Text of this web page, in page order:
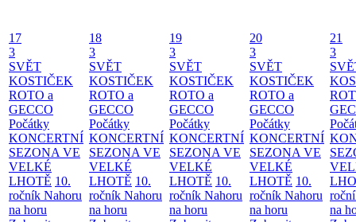
17
3
SVĚT
KOSTIČEK
ROTO a
GECCO
Počátky
KONCERTNÍ
SEZONA VE
VELKÉ
LHOTĚ 10.
ročník Nahoru
na horu
18
3
SVĚT
KOSTIČEK
ROTO a
GECCO
Počátky
KONCERTNÍ
SEZONA VE
VELKÉ
LHOTĚ 10.
ročník Nahoru
na horu
19
3
SVĚT
KOSTIČEK
ROTO a
GECCO
Počátky
KONCERTNÍ
SEZONA VE
VELKÉ
LHOTĚ 10.
ročník Nahoru
na horu
20
3
SVĚT
KOSTIČEK
ROTO a
GECCO
Počátky
KONCERTNÍ
SEZONA VE
VELKÉ
LHOTĚ 10.
ročník Nahoru
na horu
21
3
na